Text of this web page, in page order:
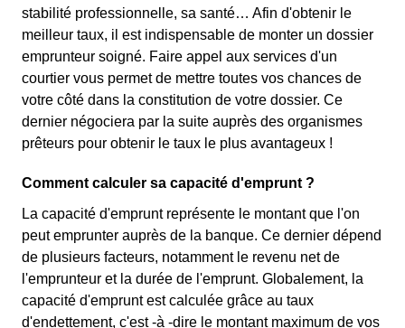
stabilité professionnelle, sa santé… Afin d'obtenir le
meilleur taux, il est indispensable de monter un dossier
emprunteur soigné. Faire appel aux services d'un
courtier vous permet de mettre toutes vos chances de
votre côté dans la constitution de votre dossier. Ce
dernier négociera par la suite auprès des organismes
prêteurs pour obtenir le taux le plus avantageux !
Comment calculer sa capacité d'emprunt ?
La capacité d'emprunt représente le montant que l'on
peut emprunter auprès de la banque. Ce dernier dépend
de plusieurs facteurs, notamment le revenu net de
l'emprunteur et la durée de l'emprunt. Globalement, la
capacité d'emprunt est calculée grâce au taux
d'endettement, c'est -à -dire le montant maximum de vos